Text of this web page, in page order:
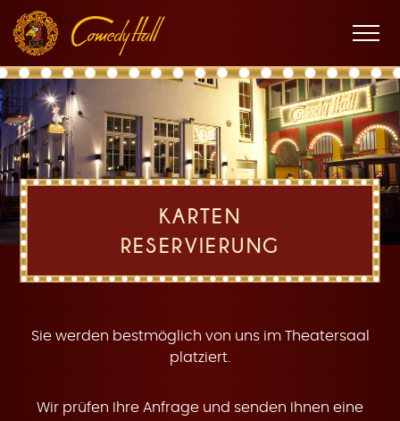
Hauptnavigation
Inhalt
Fußnavigation
K
a
r
Menü
KARTEN
RESERVIERUNG
Sie werden bestmöglich von uns im Theatersaal
platziert.
Wir prüfen Ihre Anfrage und senden Ihnen eine